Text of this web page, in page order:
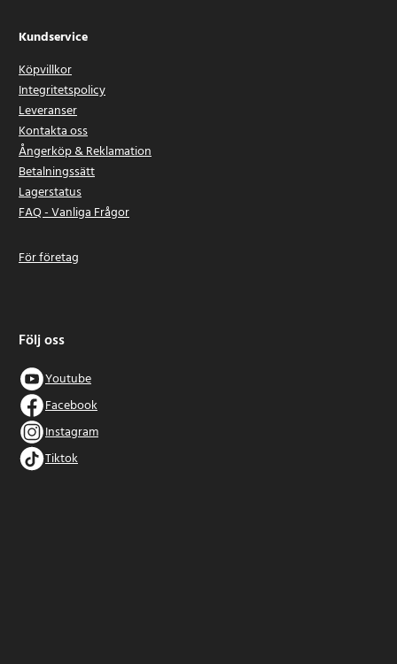
Kundservice
Köpvillkor
Integritetspolicy
Leveranser
Kontakta oss
Ångerköp & Reklamation
Betalningssätt
Lagerstatus
FAQ - Vanliga Frågor
För företag
Följ oss
Youtube
Facebook
Instagram
Tiktok